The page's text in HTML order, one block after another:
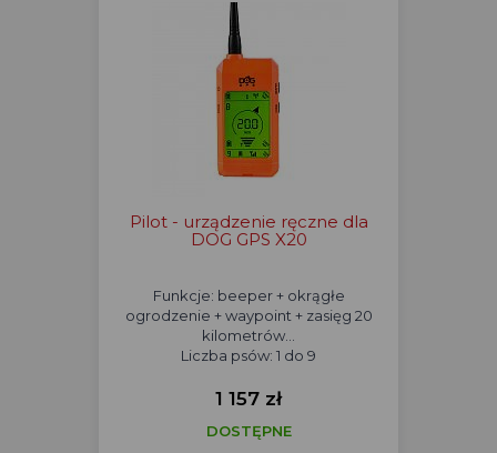
Pilot - urządzenie ręczne dla
DOG GPS X20
Funkcje: beeper + okrągłe
ogrodzenie + waypoint + zasięg 20
kilometrów...
Liczba psów: 1 do 9
1 157 zł
DOSTĘPNE